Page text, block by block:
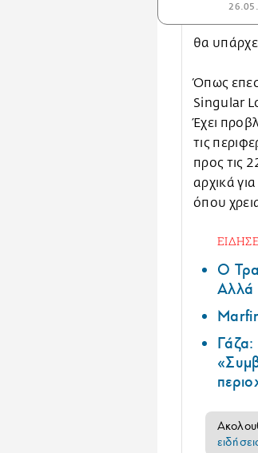
θα
Όπως
Singular
Έχει
τις
προς τις
αρχικά
όπου
Ο
Αλλά
Γάζα: